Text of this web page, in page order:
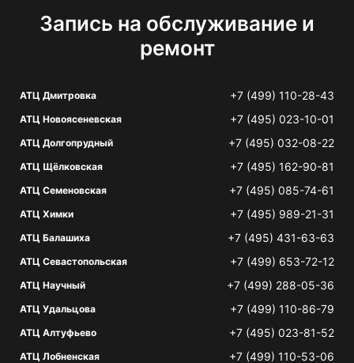
Запись на обслуживание и
ремонт
АТЦ Дмитровка +7 (499) 110-28-43
АТЦ Новоясеневская +7 (495) 023-10-01
АТЦ Долгопрудный +7 (495) 032-08-22
АТЦ Щёлковская +7 (495) 162-90-81
АТЦ Семеновская +7 (495) 085-74-61
АТЦ Химки +7 (495) 989-21-31
АТЦ Балашиха +7 (495) 431-63-63
АТЦ Севастопольская +7 (499) 653-72-12
АТЦ Научный +7 (499) 288-05-36
АТЦ Удальцова +7 (499) 110-86-79
АТЦ Алтуфьево +7 (495) 023-81-52
АТЦ Лобненская +7 (499) 110-53-06